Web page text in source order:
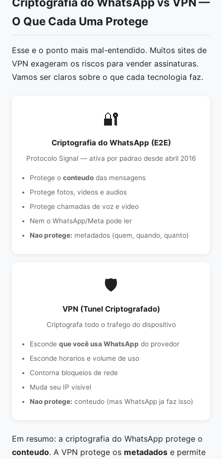
O Que Cada Uma Protege
Esse e o ponto mais mal-entendido. Muitos sites de
VPN exageram os riscos para vender assinaturas.
Vamos ser claros sobre o que cada tecnologia faz.
🔐
Criptografia do WhatsApp (E2E)
Protocolo Signal — ativa por padrao desde abril 2016
Protege o conteudo das mensagens
Protege fotos, videos e audios
Protege chamadas de voz e video
Nem o WhatsApp/Meta pode ler
Nao protege: metadados (quem, quando, quanto)
🛡️
VPN (Tunel Criptografado)
Criptografa todo o trafego do dispositivo
Esconde que você usa WhatsApp do provedor
Esconde horarios e volume de uso
Contorna bloqueios de rede
Muda seu IP visivel
Nao protege: conteudo (mas WhatsApp ja faz isso)
Em resumo: a criptografia do WhatsApp protege o
conteudo. A VPN protege os metadados e permite